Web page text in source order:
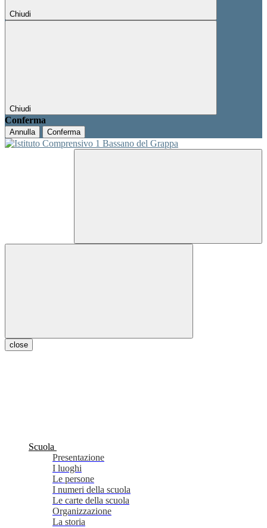
Chiudi
Chiudi
Conferma
Annulla Conferma
close
Scuola
Presentazione
I luoghi
Le persone
I numeri della scuola
Le carte della scuola
Organizzazione
La storia